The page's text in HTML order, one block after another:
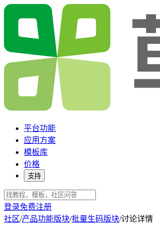
平台功能
应用方案
模板库
价格
支持
登录免费注册
社区/产品功能版块/批量生码版块/讨论详情